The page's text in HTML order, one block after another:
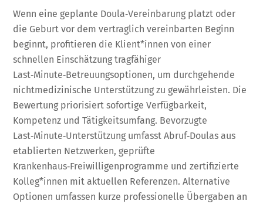
Wenn eine geplante Doula‑Vereinbarung platzt oder
die Geburt vor dem vertraglich vereinbarten Beginn
beginnt, profitieren die Klient*innen von einer
schnellen Einschätzung tragfähiger
Last‑Minute‑Betreuungsoptionen, um durchgehende
nichtmedizinische Unterstützung zu gewährleisten. Die
Bewertung priorisiert sofortige Verfügbarkeit,
Kompetenz und Tätigkeitsumfang. Bevorzugte
Last‑Minute‑Unterstützung umfasst Abruf‑Doulas aus
etablierten Netzwerken, geprüfte
Krankenhaus‑Freiwilligenprogramme und zertifizierte
Kolleg*innen mit aktuellen Referenzen. Alternative
Optionen umfassen kurze professionelle Übergaben an